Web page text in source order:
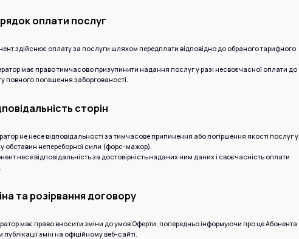
оплати послуг
здійснює оплату за послуги шляхом передплати відповідно до обраного тарифного
має право тимчасово призупинити надання послуг у разі несвоєчасної оплати до
повного погашення заборгованості.
сторін
не несе відповідальності за тимчасове припинення або погіршення якості послуг у
обставин непереборної сили (форс-мажор).
несе відповідальність за достовірність наданих ним даних і своєчасність оплати
та розірвання договору
має право вносити зміни до умов Оферти, попередньо інформуючи про це Абонента
змін на офіційному веб-сайті.